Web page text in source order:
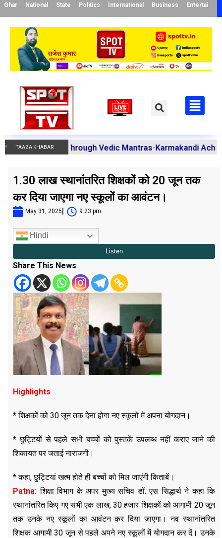
Ghar National State Politics International Business
TAAZA KHABAR
Through Vedic Mantras -Karmakandi Acharya
1.30 लाख स्थानांतरित शिक्षकों को 20 जून तक
कर दिया जाएगा नए स्कूलों का आवंटन।
May 31, 2025 9:23 pm
Hindi
Share This News
Highlights
* शिक्षकों को 30 जून तक देना होगा नए स्कूलों में अपना योगदान।
* छुट्टियों से पहले सभी बच्चों को पुस्तकें उपलब्ध नहीं कराए जाने की
शिकायत पर जताई नाराजगी।
* कहा, छुट्टियां खत्म होते ही बच्चों को मिल जाएंगी किताबें।
Patna:शिक्षा विभाग के अपर मुख्य सचिव डॉ. एस सिद्धार्थ ने कहा कि
स्थानांतरित किए गए सभी एक लाख, 30 हजार शिक्षकों को आगामी 20 जून
तक उनके नए स्कूलों का आवंटन कर दिया जाएगा। नव स्थानांतरित
शिक्षक आगामी 30 जून से पहले अपने नए स्कूलों में योगदान कर दें। उनके